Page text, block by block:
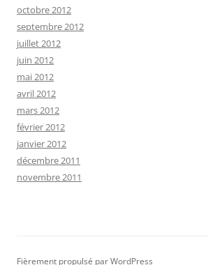
octobre 2012
septembre 2012
juillet 2012
juin 2012
mai 2012
avril 2012
mars 2012
février 2012
janvier 2012
décembre 2011
novembre 2011
Fièrement propulsé par WordPress